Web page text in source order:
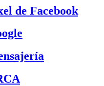
de Facebook